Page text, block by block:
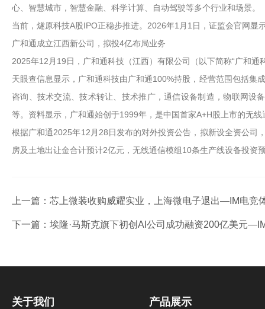
心、智慧城市，智慧金融、科学计算、自动驾驶等多个行业和场景。
当前，燧原科技A股IPO正稳步推进。2026年1月1日，证监会官网
广和通成立江西新公司，拟投4亿布局业务
2025年12月19日，广和通科技（江西）有限公司（以下简称“广和通
天眼查信息显示，广和通科技由广和通100%持股，经营范围包括集
咨询、技术交流、技术转让、技术推广，通信设备制造，物联网设
等。资料显示，广和通始创于1999年，是中国首家A+H股上市的无线
根据广和通2025年12月28日发布的对外投资公告，拟新设全资公司
房及土地出让金合计预计2亿元，无线通信模组10条生产线设备投资
上一篇： 芯上微装收购威耀实业，上海微电子退出—IM电竞
下一篇： 埃隆·马斯克旗下初创AI公司成功融资200亿美元
关于我们 产品展示